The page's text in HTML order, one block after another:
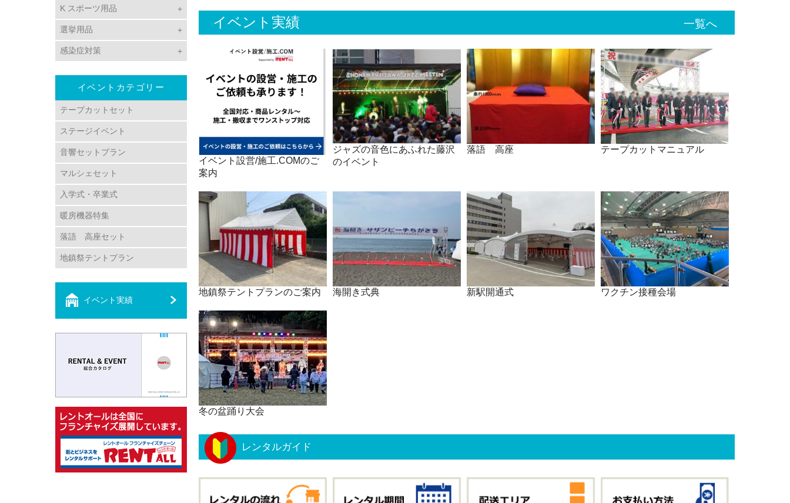
K スポーツ用品
選挙用品
感染症対策
イベントカテゴリー
テープカットセット
ステージイベント
音響セットプラン
マルシェセット
入学式・卒業式
暖房機器特集
落語 高座セット
地鎮祭テントプラン
イベント実績
イベント実績 一覧へ
イベント設営/施工.COMのご
案内
ジャズの音色にあふれた藤沢
のイベント
落語 高座 テープカットマニュアル
地鎮祭テントプランのご案内 海開き式典 新駅開通式 ワクチン接種会場
冬の盆踊り大会
レンタルガイド